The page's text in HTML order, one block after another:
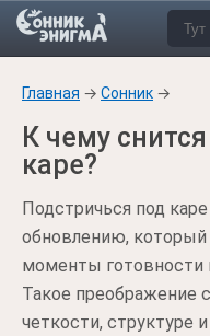
Главная → Сонник →
К чему
каре?
Подстричься под
обновлению, который
моменты
Такое преображение
четкости, структуре